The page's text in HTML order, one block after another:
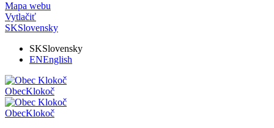
Mapa webu
Vytlačiť
SKSlovensky
SKSlovensky
ENEnglish
ObecKlokoč
ObecKlokoč